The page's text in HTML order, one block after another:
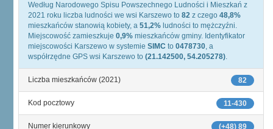
Według Narodowego Spisu Powszechnego Ludności i Mieszkań z
2021 roku liczba ludności we wsi Karszewo to 82 z czego 48,8%
mieszkańców stanowią kobiety, a 51,2% ludności to mężczyźni.
Miejscowość zamieszkuje 0,9% mieszkańców gminy. Identyfikator
miejscowości Karszewo w systemie SIMC to 0478730, a
współrzędne GPS wsi Karszewo to (21.142500, 54.205278).
82
Liczba mieszkańców (2021)
11-430
Kod pocztowy
(+48) 89
Numer kierunkowy